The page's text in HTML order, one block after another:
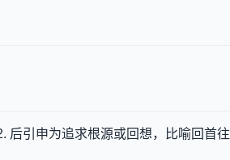
后引申为追求根源或回想，比喻回首往